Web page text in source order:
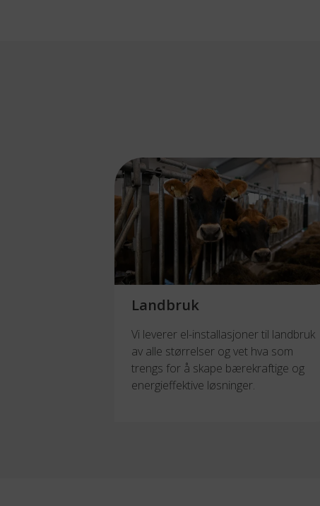
Landbruk
Vi leverer el-installasjoner til landbruk
av alle størrelser og vet hva som
trengs for å skape bærekraftige og
energieffektive løsninger.